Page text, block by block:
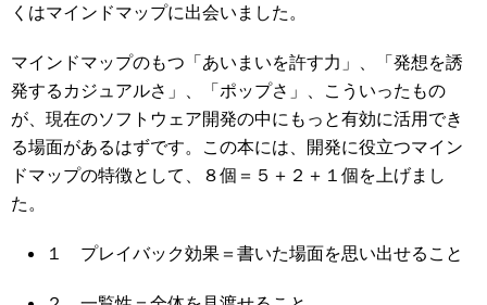
くはマインドマップに出会いました。
マインドマップのもつ「あいまいを許す力」、「発想を誘
発するカジュアルさ」、「ポップさ」、こういったもの
が、現在のソフトウェア開発の中にもっと有効に活用でき
る場面があるはずです。この本には、開発に役立つマイン
ドマップの特徴として、８個＝５＋２＋１個を上げまし
た。
１ プレイバック効果＝書いた場面を思い出せること